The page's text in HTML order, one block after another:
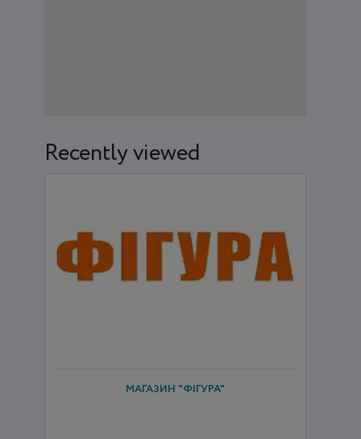
Recently viewed
МАГАЗИН "ФІГУРА"